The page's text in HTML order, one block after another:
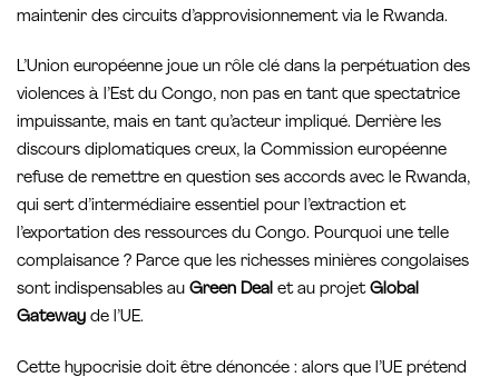
maintenir des circuits d’approvisionnement via le Rwanda.
L’Union européenne joue un rôle clé dans la perpétuation des
violences à l’Est du Congo, non pas en tant que spectatrice
impuissante, mais en tant qu’acteur impliqué. Derrière les
discours diplomatiques creux, la Commission européenne
refuse de remettre en question ses accords avec le Rwanda,
qui sert d’intermédiaire essentiel pour l’extraction et
l’exportation des ressources du Congo. Pourquoi une telle
complaisance ? Parce que les richesses minières congolaises
sont indispensables au Green Deal et au projet Global
Gateway de l’UE.
Cette hypocrisie doit être dénoncée : alors que l’UE prétend